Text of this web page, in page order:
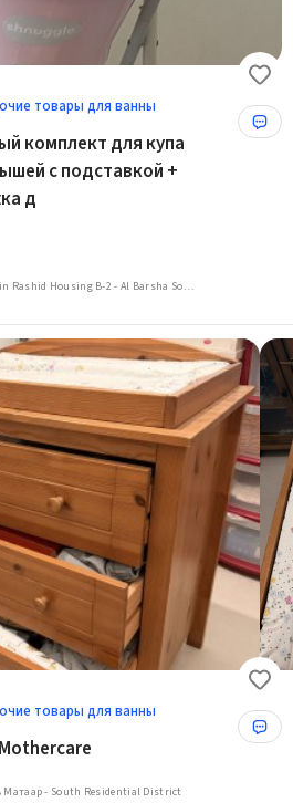
товары для ванны
комплект для купа
с подставкой +
д
Al Barsha South 1, Mohammed Bin Rashid Housing B-2 - Al Barsha South First - Al Barsha South
товары для ванны
Матаар - South Residential District